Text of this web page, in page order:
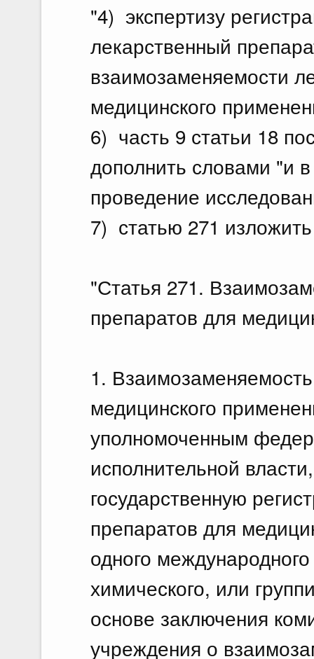
"4) экспертизу
лекарственный
взаимозаменяемости
медицинского
6) часть 9 статьи 18
дополнить словами "и
проведение
7) статью 271
"Статья 271.
препаратов для
1.
медицинского
уполномоченным
исполнительной
государственную
препаратов для
одного
химического, или
основе заключения
учреждения о